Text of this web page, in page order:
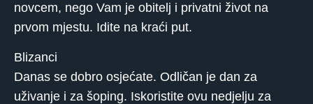
novcem, nego Vam je obitelj i privatni život na
prvom mjestu. Idite na kraći put.
Blizanci
Danas se dobro osjećate. Odličan je dan za
uživanje i za šoping. Iskoristite ovu nedjelju za